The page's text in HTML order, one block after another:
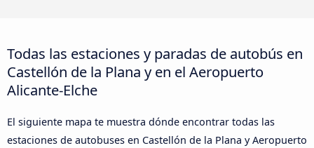
Todas las estaciones y paradas de autobús en
Castellón de la Plana y en el Aeropuerto
Alicante-Elche
El siguiente mapa te muestra dónde encontrar todas las
estaciones de autobuses en Castellón de la Plana y Aeropuerto